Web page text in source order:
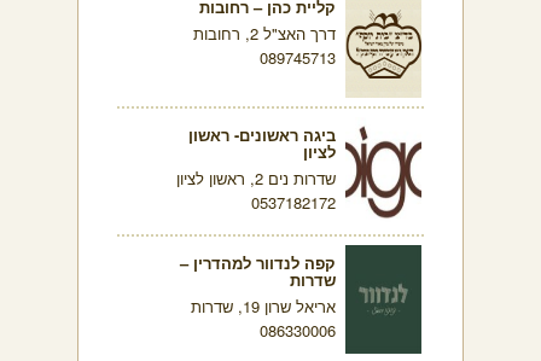
קליית כהן – רחובות
דרך האצ"ל 2, רחובות
089745713
ביגה ראשונים- ראשון
לציון
שדרות נים 2, ראשון לציון
0537182172
קפה לנדוור למהדרין –
שדרות
אריאל שרון 19, שדרות
086330006